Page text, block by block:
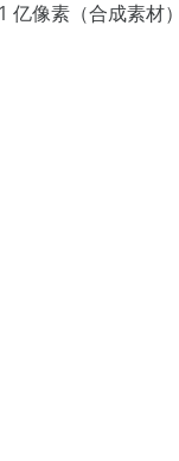
亿像素（合成素材